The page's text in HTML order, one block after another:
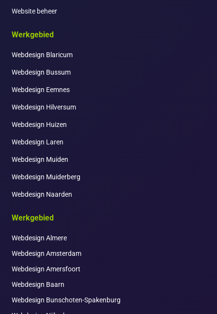
Website beheer
Werkgebied
Webdesign Blaricum
Webdesign Bussum
Webdesign Eemnes
Webdesign Hilversum
Webdesign Huizen
Webdesign Laren
Webdesign Muiden
Webdesign Muiderberg
Webdesign Naarden
Werkgebied
Webdesign Almere
Webdesign Amsterdam
Webdesign Amersfoort
Webdesign Baarn
Webdesign Bunschoten-Spakenburg